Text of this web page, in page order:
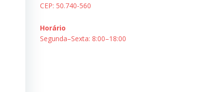
CEP: 50.740-560
Horário
Segunda–Sexta: 8:00–18:00